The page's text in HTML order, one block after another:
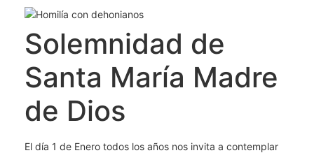
Solemnidad de
Santa María Madre
de Dios
El día 1 de Enero todos los años nos invita a contemplar